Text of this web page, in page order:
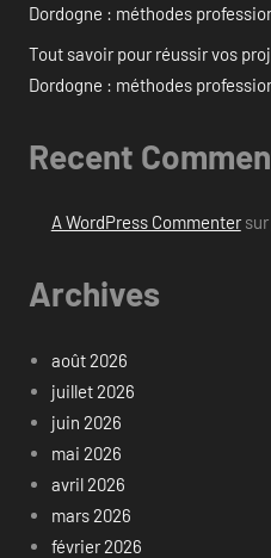
Dordogne : méthodes
Tout savoir pour réussir vos
Dordogne : méthodes
Recent
A WordPress Commentersur
Archives
août 2026
juillet 2026
juin 2026
mai 2026
avril 2026
mars 2026
février 2026